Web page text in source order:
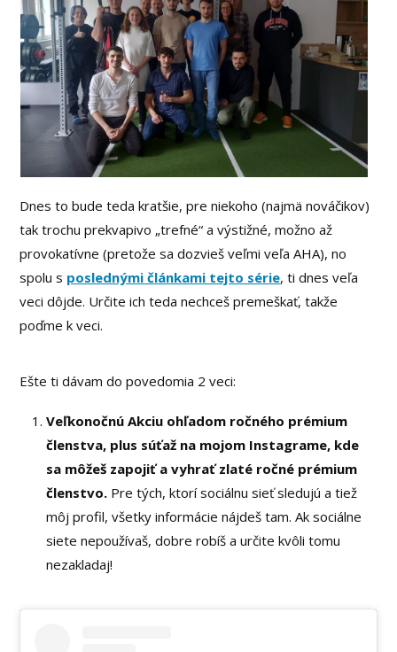
Dnes to bude teda kratšie, pre niekoho (najmä nováčikov)
tak trochu prekvapivo „trefné“ a výstižné, možno až
provokatívne (pretože sa dozvieš veľmi veľa AHA), no
spolu s poslednými článkami tejto série, ti dnes veľa
veci dôjde. Určite ich teda nechceš premeškať, takže
poďme k veci.
Ešte ti dávam do povedomia 2 veci:
Veľkonočnú Akciu ohľadom ročného prémium
členstva, plus súťaž na mojom Instagrame, kde
sa môžeš zapojiť a vyhrať zlaté ročné prémium
členstvo. Pre tých, ktorí sociálnu sieť sledujú a tiež
môj profil, všetky informácie nájdeš tam. Ak sociálne
siete nepoužívaš, dobre robíš a určite kvôli tomu
nezakladaj!